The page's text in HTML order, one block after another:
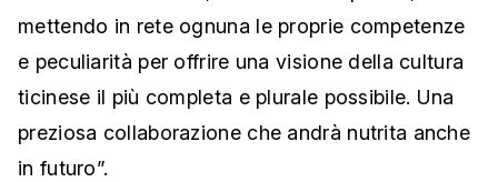
mettendo in rete ognuna le proprie competenze
e peculiarità per offrire una visione della cultura
ticinese il più completa e plurale possibile. Una
preziosa collaborazione che andrà nutrita anche
in futuro”.